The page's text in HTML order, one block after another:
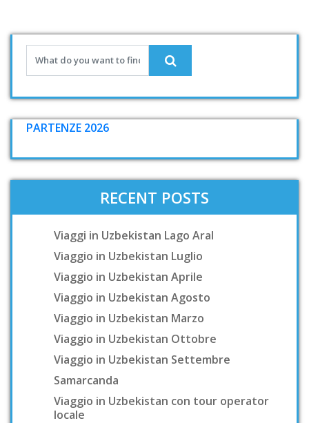
PARTENZE 2026
RECENT POSTS
Viaggi in Uzbekistan Lago Aral
Viaggio in Uzbekistan Luglio
Viaggio in Uzbekistan Aprile
Viaggio in Uzbekistan Agosto
Viaggio in Uzbekistan Marzo
Viaggio in Uzbekistan Ottobre
Viaggio in Uzbekistan Settembre
Samarcanda
Viaggio in Uzbekistan con tour operator
locale